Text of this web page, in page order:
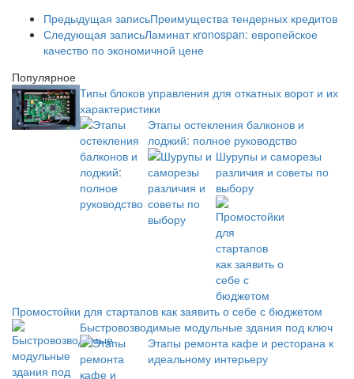
Предыдущая записьПреимущества тендерных кредитов
Следующая записьЛаминат кronospan: европейское
качество по экономичной цене
Популярное
Типы блоков управления для откатных ворот и их
характеристики
Этапы остекления балконов и
лоджий: полное руководство
Шурупы и саморезы
различия и советы по
выбору
Промостойки для стартапов как заявить о себе с бюджетом
Быстровозводимые модульные здания под ключ
Этапы ремонта кафе и ресторана к
идеальному интерьеру